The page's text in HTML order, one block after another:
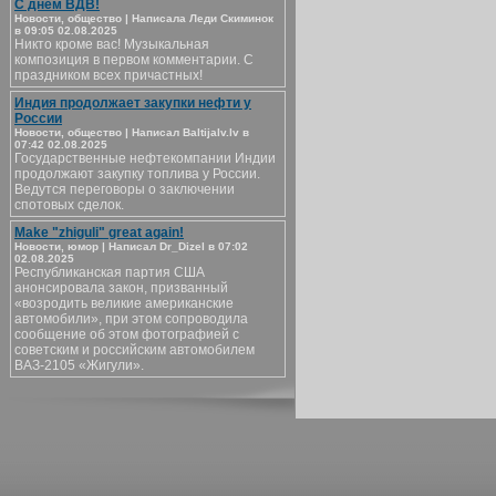
С днём ВДВ!
Новости, общество | Написала Леди Скиминок
в 09:05 02.08.2025
Никто кроме вас! Музыкальная
композиция в первом комментарии. С
праздником всех причастных!
Индия продолжает закупки нефти у
России
Новости, общество | Написал Baltijalv.lv в
07:42 02.08.2025
Государственные нефтекомпании Индии
продолжают закупку топлива у России.
Ведутся переговоры о заключении
спотовых сделок.
Make "zhiguli" great again!
Новости, юмор | Написал Dr_Dizel в 07:02
02.08.2025
Республиканская партия США
анонсировала закон, призванный
«возродить великие американские
автомобили», при этом сопроводила
сообщение об этом фотографией с
советским и российским автомобилем
ВАЗ-2105 «Жигули».